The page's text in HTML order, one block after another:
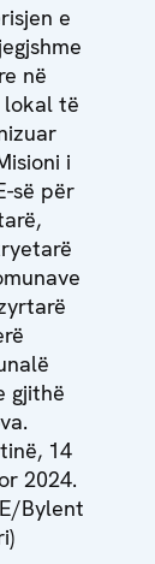
e
në
lokal të
i
së për
gjithë
14
2024.
Bylent